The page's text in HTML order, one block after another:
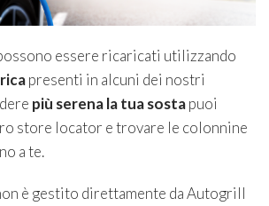
essere ricaricati utilizzando
presenti in alcuni dei nostri
più serena la tua sostapuoi
store locator e trovare le colonnine
a te.
è gestito direttamente da Autogrill